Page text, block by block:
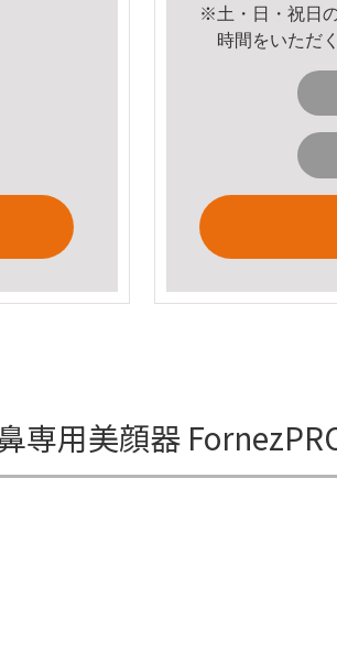
※土・日・祝日
時間をいただ
専用美顔器